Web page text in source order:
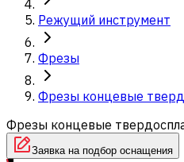
Режущий инструмент
Фрезы
Фрезы концевые
Фрезы концевые
Заявка на подбор оснащения